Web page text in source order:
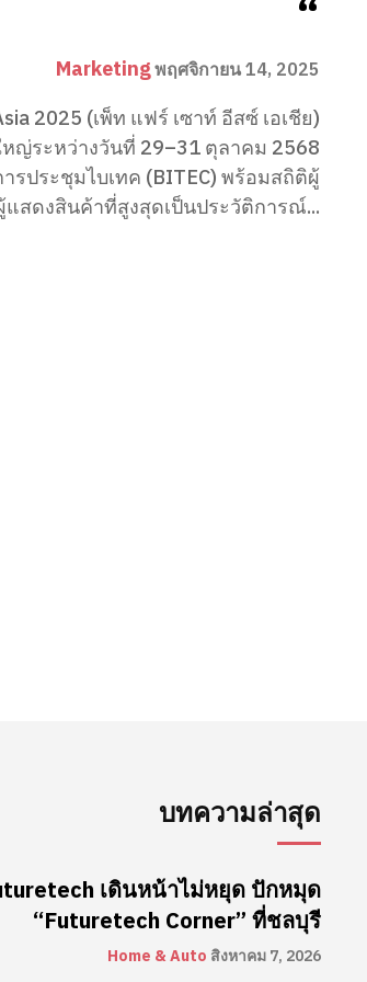
“
Marketingพฤศจิกายน 14, 2025
2025 (เพ็ท แฟร์ เซาท์ อีสซ์ เอเชีย)
ญ่ระหว่างวันที่ 29–31 ตุลาคม 2568
ประชุมไบเทค (BITEC) พร้อมสถิติผู้
แสดงสินค้าที่สูงสุดเป็นประวัติการณ์...
บทความล่าสุด
เดินหน้าไม่หยุด ปักหมุด
“Futuretech Corner” ที่ชลบุรี
Home & Auto สิงหาคม 7, 2026